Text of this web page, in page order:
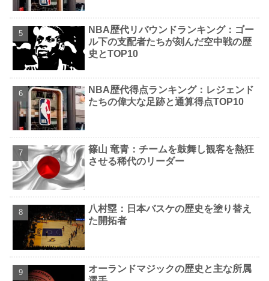
NBA歴代リバウンドランキング：ゴー
ル下の支配者たちが刻んだ空中戦の歴
史とTOP10
NBA歴代得点ランキング：レジェンド
たちの偉大な足跡と通算得点TOP10
篠山 竜青：チームを鼓舞し観客を熱狂
させる稀代のリーダー
八村塁：日本バスケの歴史を塗り替え
た開拓者
オーランドマジックの歴史と主な所属